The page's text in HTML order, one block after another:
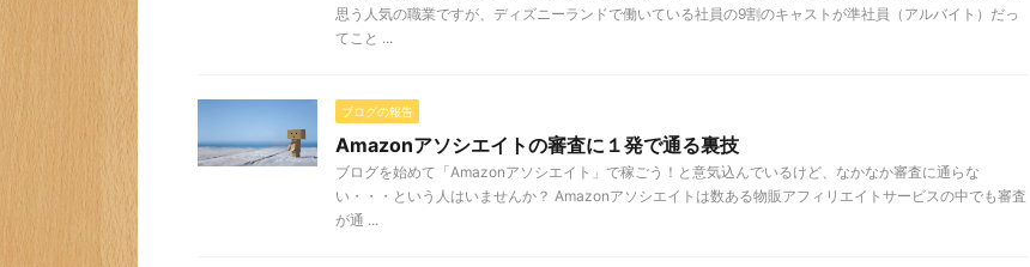
思う人気の職業ですが、ディズニーランドで働いている社員の9割のキャストが準社員（アルバイト）だっ
てこと ...
ブログの報告
Amazonアソシエイトの審査に１発で通る裏技
ブログを始めて「Amazonアソシエイト」で稼ごう！と意気込んでいるけど、なかなか審査に通らな
い・・・という人はいませんか？ Amazonアソシエイトは数ある物販アフィリエイトサービスの中でも審査
が通 ...